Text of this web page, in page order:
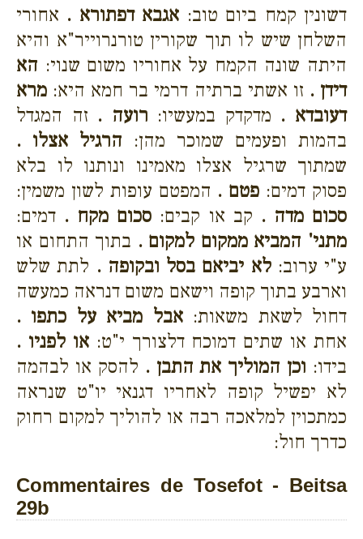
דשונין קמח ביום טוב: אגבא דפתורא . אחורי
השלחן שיש לו תוך שקורין טורנרוייר"א והיא
היתה שונה הקמח על אחוריו משום שנוי: הא
דידן . זו אשתי ברתיה דרמי בר חמא היא: מרא
דעובדא . מדקדק במעשיו: רועה . זה המגדל
בהמות ופעמים שמוכר מהן: הרגיל אצלו .
שמתוך שרגיל אצלו מאמינו ונותנו לו בלא
פסוק דמים: פטם . המפטם עופות לשון משמין:
סכום מדה . קב או קבים: סכום מקח . דמים:
מתני' המביא ממקום למקום . בתוך התחום או
ע"י ערוב:לא יביאם בסל ובקופה . לתת שלש
וארבע בתוך קופה וישאם משום דנראה כמעשה
דחול לשאת משאות:אבל מביא על כתפו .
אחת או שתים דמוכח דלצורך י"ט:או לפניו .
בידו: וכן המוליך את התבן . להסק או לבהמה
לא יפשיל קופה לאחריו דגנאי יו"ט שנראה
כמתכוין למלאכה רבה או להוליך למקום רחוק
כדרך חול:
Commentaires de Tosefot - Beitsa
29b